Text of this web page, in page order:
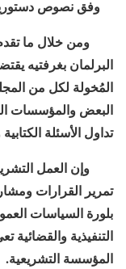
وفق نصوص
ومن خلال ما تقدم
البرلمان بغرفتيه
المُخولة لكل من
البعض والمؤسسات
تداول الأسئلة
وإن العمل
تمرير القرارات
بلورة السياسات
التنفيذية والقضائية
المؤسسة التشريعية.